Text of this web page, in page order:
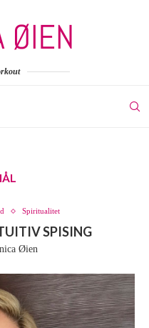
Spiritualitet
SPISING
Øien